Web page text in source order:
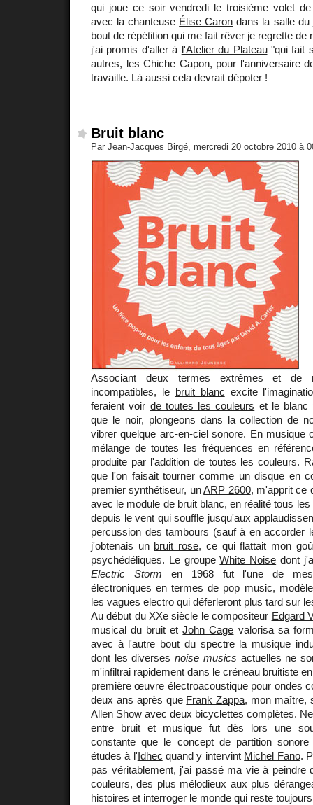
qui joue ce soir vendredi le troisième volet
avec la chanteuse Élise Caron dans la salle du
bout de répétition qui me fait rêver je regrette de
j'ai promis d'aller à l'Atelier du Plateau"qui fait
autres, les Chiche Capon, pour l'anniversaire
travaille. Là aussi cela devrait dépoter !
Bruit blanc
Par Jean-Jacques Birgé, mercredi 20 octobre 2010 à
Associant deux termes extrêmes et de
incompatibles, le bruit blanc excite
feraient voir de toutes les couleurs et le blanc
que le noir, plongeons dans la collection de
vibrer quelque arc-en-ciel sonore. En musique
mélange de toutes les fréquences en
produite par l'addition de toutes les couleurs.
que l'on faisait tourner comme un disque en
premier synthétiseur, unARP 2600, m'apprit ce
avec le module de bruit blanc, en réalité tous
depuis le vent qui souffle jusqu'aux
percussion des tambours (sauf à en accorder
j'obtenais un bruit rose, ce qui flattait mon
psychédéliques. Le groupeWhite Noise dont
Electric Storm en 1968 fut l'une de mes
électroniques en termes de pop music,
les vagues electro qui déferleront plus tard sur
Au début du XXe siècle le compositeur Edgard
musical du bruit etJohn Cage valorisa sa
avec à l'autre bout du spectre la musique
dont les diversesnoise musics actuelles ne
m'infiltrai rapidement dans le créneau bruitiste
première œuvre électroacoustique pour ondes
deux ans après que Frank Zappa, mon maître,
Allen Show avec deux bicyclettes complètes.
entre bruit et musique fut dès lors une
constante que le concept de partition
études à l'Idhec quand y intervint Michel Fano.
pas véritablement, j'ai passé ma vie à peindre
couleurs, des plus mélodieux aux plus
histoires et interroger le monde qui reste